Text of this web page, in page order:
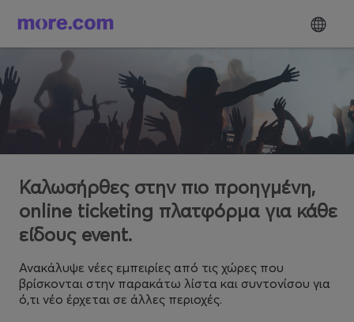
Καλωσήρθες στην πιο προηγμένη,
online ticketing πλατφόρμα για κάθε
είδους event.
Ανακάλυψε νέες εμπειρίες από τις χώρες που
βρίσκονται στην παρακάτω λίστα και συντονίσου για
ό,τι νέο έρχεται σε άλλες περιοχές.